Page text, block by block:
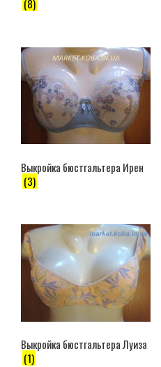
(8)
Выкройка бюстгальтера Ирен
(3)
Выкройка бюстгальтера Луиза
(1)